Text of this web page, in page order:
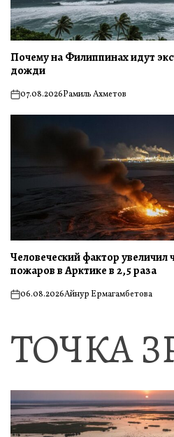
Почему на Филиппинах идут
дожди
on07.08.2026Рамиль Ахметов
Человеческий фактор
пожаров в Арктике в 2,5 раза
on06.08.2026Айнур Ермагамбетова
ТОЧКА